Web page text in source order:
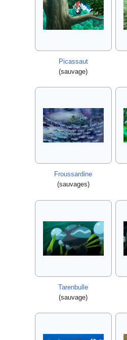
Picassaut
(sauvage)
Froussardine
(sauvages)
Tarenbulle
(sauvage)